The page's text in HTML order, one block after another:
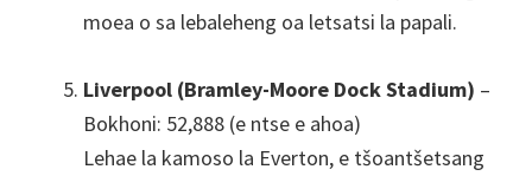
moea o sa lebaleheng oa letsatsi la papali.
Liverpool (Bramley-Moore Dock Stadium) –
Bokhoni: 52,888 (e ntse e ahoa)
Lehae la kamoso la Everton, e tšoantšetsang